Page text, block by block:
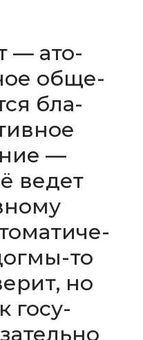
— ато­
обще­
бла­
—
ведет
​то
но
госу­